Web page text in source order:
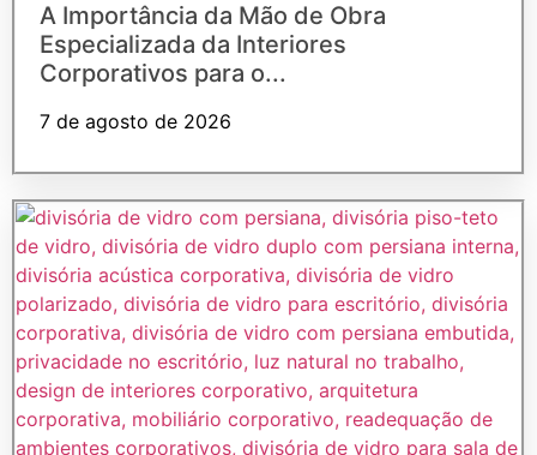
A Importância da Mão de Obra
Especializada da Interiores
Corporativos para o...
7 de agosto de 2026